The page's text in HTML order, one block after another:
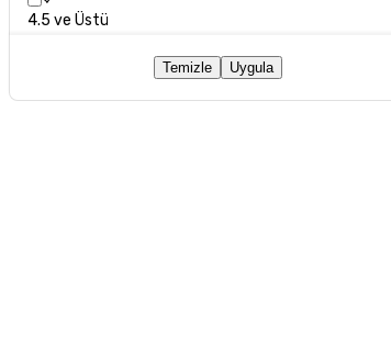
4.5 ve Üstü
Temizle Uygula